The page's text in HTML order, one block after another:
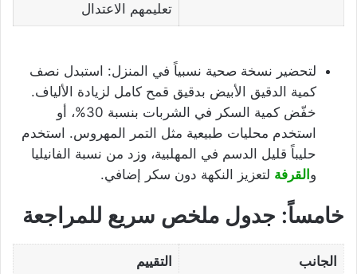
تعليمهم الاعتدال
لتحضير نسخة صحية نسبياً في المنزل: استبدل نصف
كمية الدقيق الأبيض بدقيق قمح كامل لزيادة الألياف.
خفّض كمية السكر في الشربات بنسبة 30%، أو
استخدم محليات طبيعية مثل التمر المهروس. استخدم
حليباً قليل الدسم في المهلبية، وزد من نسبة الفانيليا
والقرفة لتعزيز النكهة دون سكر إضافي.
خامساً: جدول ملخص سريع للمراجعة
الجانب التقييم